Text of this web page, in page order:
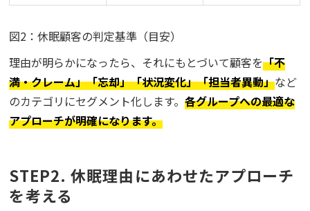
図2：休眠顧客の判定基準（目安）
理由が明らかになったら、それにもとづいて顧客を「不
満・クレーム」「忘却」「状況変化」「担当者異動」など
のカテゴリにセグメント化します。各グループへの最適な
アプローチが明確になります。
STEP2. 休眠理由にあわせたアプローチ
を考える